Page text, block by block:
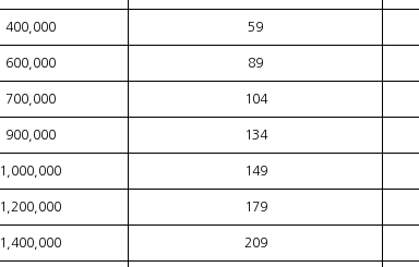
400,000 59
600,000 89
700,000 104
900,000 134
1,000,000 149
1,200,000 179
1,400,000 209